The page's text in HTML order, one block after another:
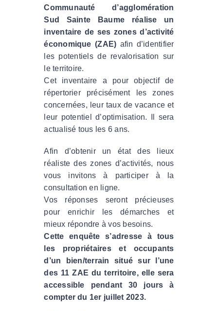
Communauté d’agglomération
Sud Sainte Baume réalise un
inventaire de ses zones d’activité
économique (ZAE) afin d’identifier
les potentiels de revalorisation sur
le territoire.
Cet inventaire a pour objectif de
répertorier précisément les zones
concernées, leur taux de vacance et
leur potentiel d’optimisation. Il sera
actualisé tous les 6 ans.
Afin d’obtenir un état des lieux
réaliste des zones d’activités, nous
vous invitons à participer à la
consultation en ligne.
Vos réponses seront précieuses
pour enrichir les démarches et
mieux répondre à vos besoins.
Cette enquête s’adresse à tous
les propriétaires et occupants
d’un bien/terrain situé sur l’une
des 11 ZAE du territoire, elle sera
accessible pendant 30 jours à
compter du 1er juillet 2023.